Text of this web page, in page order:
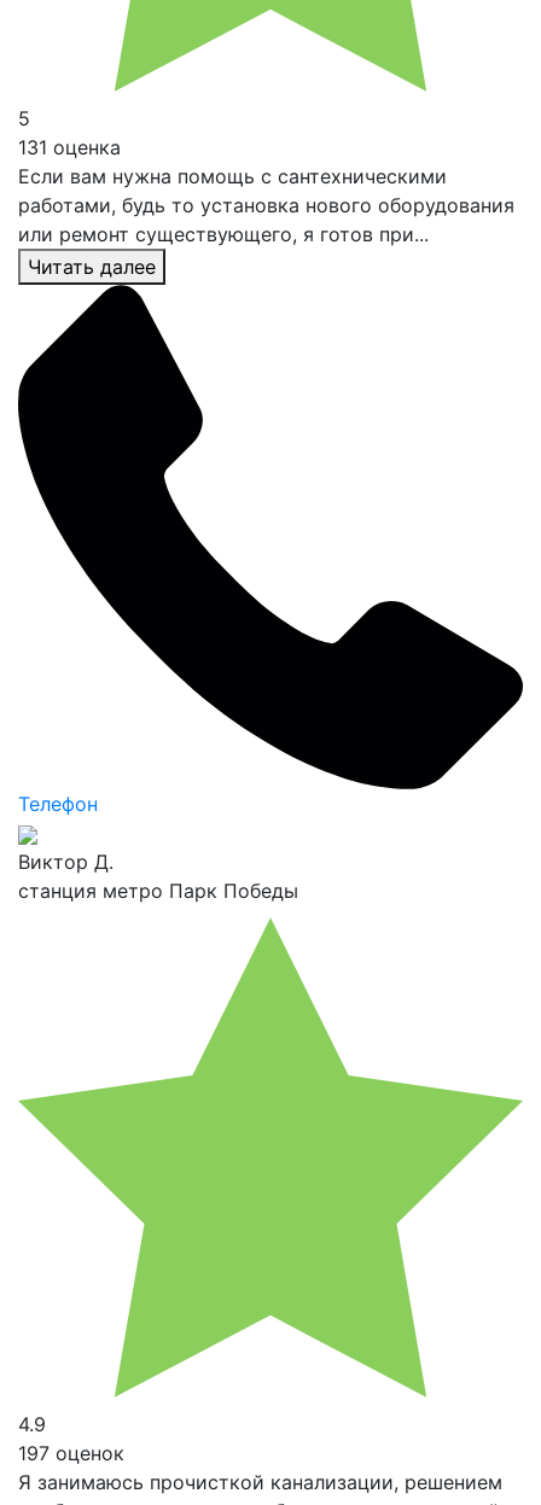
5
131 оценка
Если вам нужна помощь с сантехническими
работами, будь то установка нового оборудования
или ремонт существующего, я готов при...
Читать далее
Телефон
Виктор Д.
станция метро Парк Победы
4.9
197 оценок
Я занимаюсь прочисткой канализации, решением